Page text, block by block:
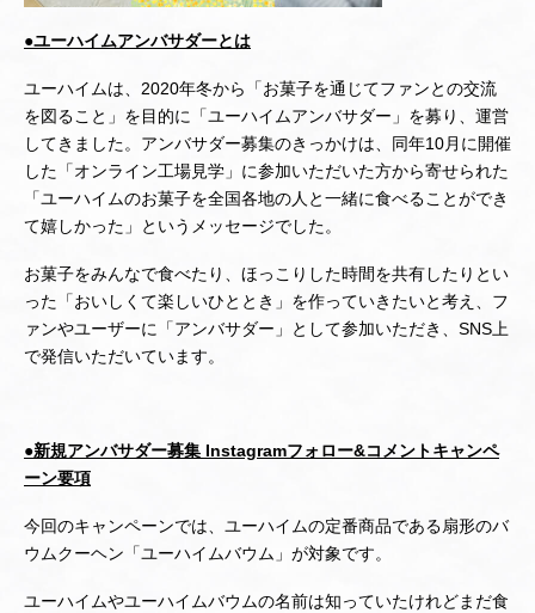
●ユーハイムアンバサダーとは
ユーハイムは、2020年冬から「お菓子を通じてファンとの交流
を図ること」を目的に「ユーハイムアンバサダー」を募り、運営
してきました。アンバサダー募集のきっかけは、同年10月に開催
した「オンライン工場見学」に参加いただいた方から寄せられた
「ユーハイムのお菓子を全国各地の人と一緒に食べることができ
て嬉しかった」というメッセージでした。
お菓子をみんなで食べたり、ほっこりした時間を共有したりとい
った「おいしくて楽しいひととき」を作っていきたいと考え、フ
ァンやユーザーに「アンバサダー」として参加いただき、SNS上
で発信いただいています。
●新規アンバサダー募集 Instagramフォロー&コメントキャンペ
ーン要項
今回のキャンペーンでは、ユーハイムの定番商品である扇形のバ
ウムクーヘン「ユーハイムバウム」が対象です。
ユーハイムやユーハイムバウムの名前は知っていたけれどまだ食